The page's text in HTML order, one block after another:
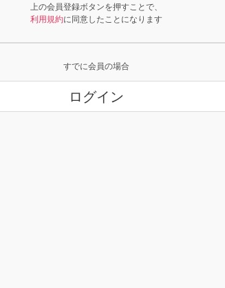
上の会員登録ボタンを押すことで、
利用規約に同意したことになります
すでに会員の場合
ログイン